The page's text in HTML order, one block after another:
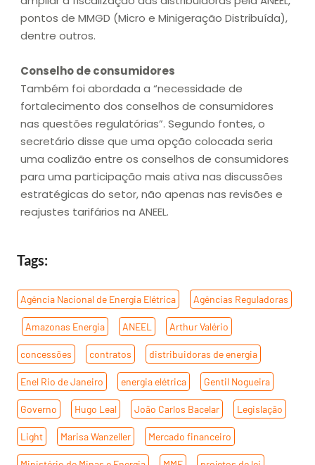
pontos de MMGD (Micro e Minigeração Distribuída),
dentre outros.
Conselho de consumidores
Também foi abordada a “necessidade de
fortalecimento dos conselhos de consumidores
nas questões regulatórias”. Segundo fontes, o
secretário disse que uma opção colocada seria
uma coalizão entre os conselhos de consumidores
para uma participação mais ativa nas discussões
estratégicas do setor, não apenas nas revisões e
reajustes tarifários na ANEEL.
Tags:
Agência Nacional de Energia Elétrica Agências Reguladoras
Amazonas Energia ANEEL Arthur Valério
concessões contratos distribuidoras de energia
Enel Rio de Janeiro energia elétrica Gentil Nogueira
Governo Hugo Leal João Carlos Bacelar Legislação
Light Marisa Wanzeller Mercado financeiro